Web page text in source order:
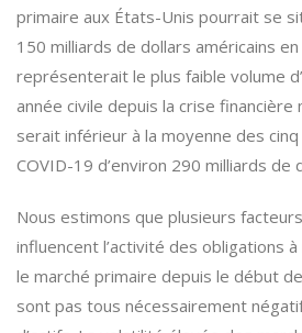
primaire aux États-Unis pourrait se
150 milliards de dollars américains
représenterait le plus faible volume
année civile depuis la crise
serait inférieur à la moyenne des
COVID-19 d’environ 290 milliards de
Nous estimons que plusieurs
influencent l’activité des obligations
le marché primaire depuis le début de
sont pas tous nécessairement